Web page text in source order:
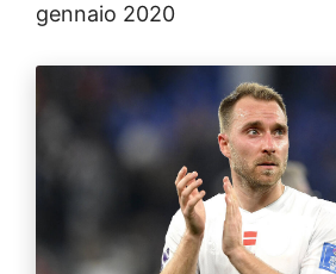
gennaio 2020